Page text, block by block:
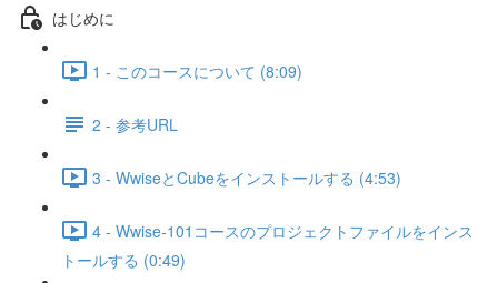
はじめに
1 - このコースについて (8:09)
2 - 参考URL
3 - WwiseとCubeをインストールする (4:53)
4 - Wwise-101コースのプロジェクトファイルをインス
トールする (0:49)